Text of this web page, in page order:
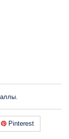
Pinterest